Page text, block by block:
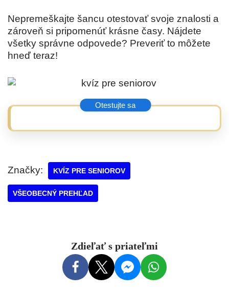
Nepremeškajte šancu otestovať svoje znalosti a
zároveň si pripomenúť krásne časy. Nájdete
všetky správne odpovede? Preveriť to môžete
hneď teraz!
Značky: KVÍZ PRE SENIOROV
VŠEOBECNÝ PREHĽAD
Zdieľať s priateľmi